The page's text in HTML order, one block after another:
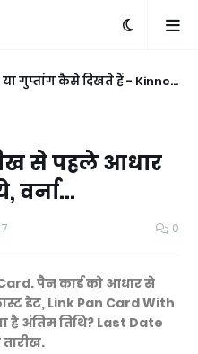
गुप्तांग कैसे दिखते हैं - Kinner
से पहले आधार
0
पैन कार्ड को आधार से
डेट, Link Pan Card With
है अंतिम तिथि? Last Date